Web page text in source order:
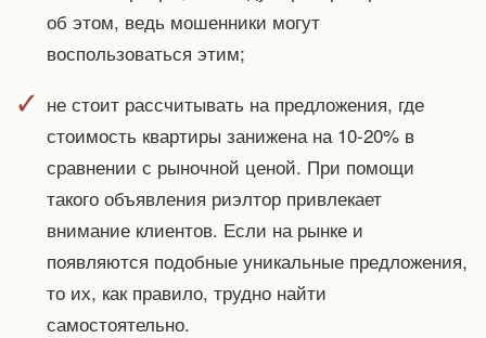
об этом, ведь мошенники могут
воспользоваться этим;
не стоит рассчитывать на предложения, где
стоимость квартиры занижена на 10-20% в
сравнении с рыночной ценой. При помощи
такого объявления риэлтор привлекает
внимание клиентов. Если на рынке и
появляются подобные уникальные предложения,
то их, как правило, трудно найти
самостоятельно.